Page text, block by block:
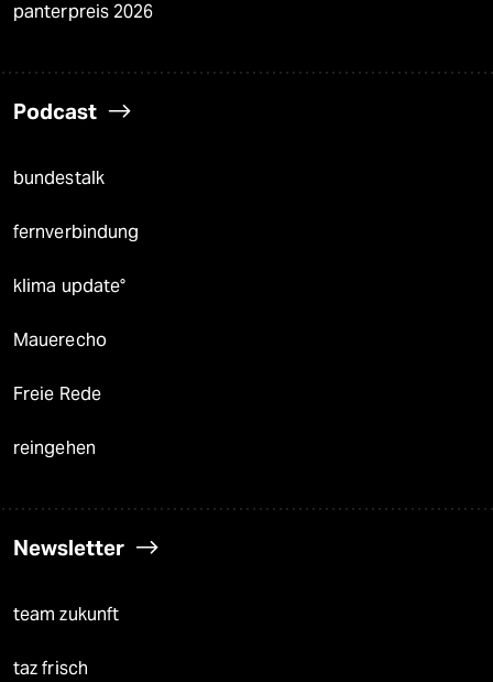
panterpreis 2026
Podcast
bundestalk
fernverbindung
klima update°
Mauerecho
Freie Rede
reingehen
Newsletter
team zukunft
taz frisch